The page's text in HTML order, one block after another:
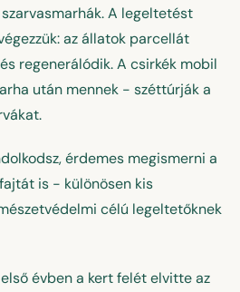
A legeltetést
az állatok parcellát
regenerálódik. A csirkék mobil
után mennek - széttúrják a
érdemes megismerni a
fajtát is - különösen kis
célú legeltetőknek
évben a kert felét elvitte az